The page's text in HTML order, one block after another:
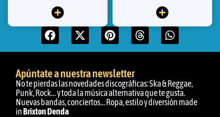
Apúntate a nuestra newsletter
No te pierdas las novedades discográficas: Ska & Reggae,
Punk, Rock… y toda la música alternativa que te gusta.
Nuevas bandas, conciertos… Ropa, estilo y diversión made
inBrixton Denda